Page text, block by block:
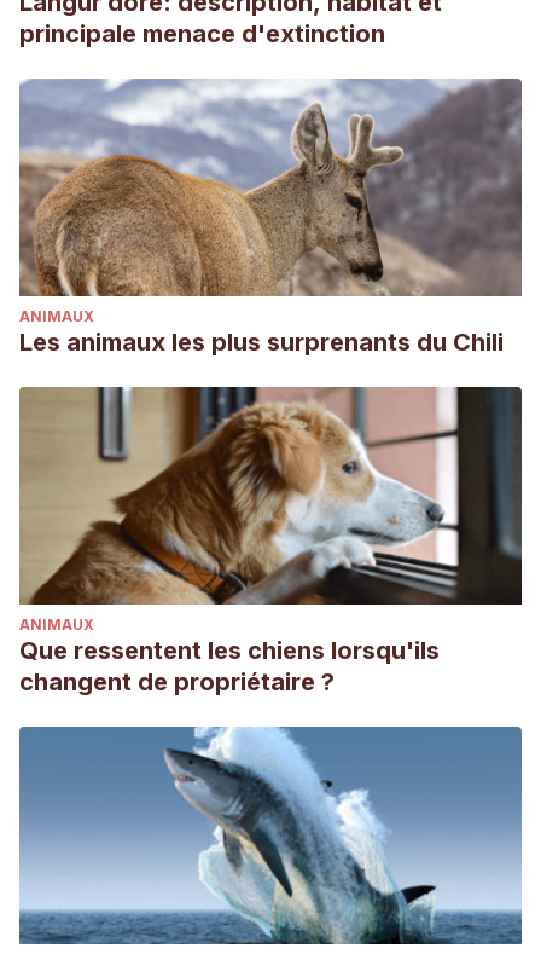
and care (Vol. 6, pp. 253-262). Singapore: Springer.
Blackaby, S. (2006). A Bird for You: Caring for Your Bird.
Capstone.
principale menace d'extinction
ANIMAUX
Les animaux les plus surprenants du Chili
ANIMAUX
Que ressentent les chiens lorsqu'ils
changent de propriétaire ?